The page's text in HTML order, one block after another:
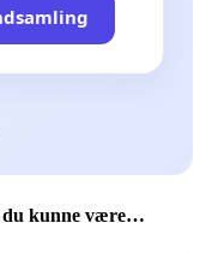
du kunne være